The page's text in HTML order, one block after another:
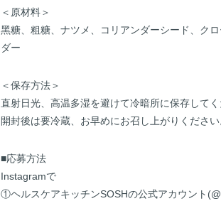
＜原材料＞
黑糖、粗糖、ナツメ、コリアンダーシード、ク
ダー
＜保存方法＞
直射日光、高温多湿を避けて冷暗所に保存してく
開封後は要冷蔵、お早めにお召し上がりください
■応募方法
Instagramで
①ヘルスケアキッチンSOSHの公式アカウント